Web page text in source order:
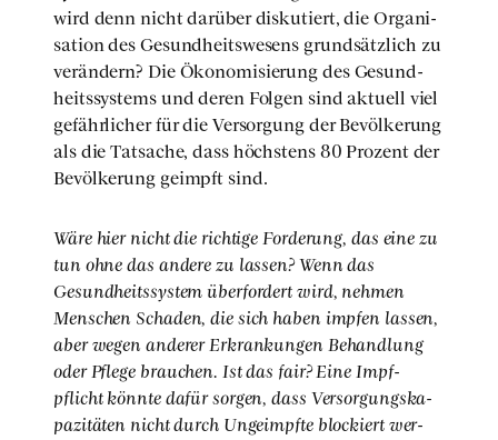
wird denn nicht dar­über dis­ku­tiert, die Orga­ni­
sa­ti­on des Gesund­heits­we­sens grund­sätz­lich zu
ver­än­dern? Die Öko­no­mi­sie­rung des Gesund­
heits­sys­tems und deren Fol­gen sind aktu­ell viel
gefähr­li­cher für die Ver­sor­gung der Bevöl­ke­rung
als die Tat­sa­che, dass höchs­tens 80 Pro­zent der
Bevöl­ke­rung geimpft sind.
Wäre hier nicht die rich­ti­ge For­de­rung, das eine zu
tun ohne das ande­re zu las­sen? Wenn das
Gesund­heits­sys­tem über­for­dert wird, neh­men
Men­schen Scha­den, die sich haben imp­fen las­sen,
aber wegen ande­rer Erkran­kun­gen Behand­lung
oder Pfle­ge brau­chen. Ist das fair? Eine Impf-
pflicht könn­te dafür sor­gen, dass Ver­sor­gungs­ka­
pa­zi­tä­ten nicht durch Unge­impf­te blo­ckiert wer­